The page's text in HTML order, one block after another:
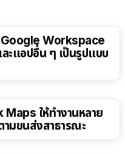
Google Workspace
ะแอปอื่น ๆ เป็นรูปแบบ
ให้ทำงานหลาย
ามขนส่งสาธารณะ